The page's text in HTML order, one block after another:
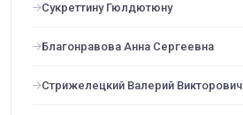
Сукреттину Гюлдютюну
Благонравова Анна Сергеевна
Стрижелецкий Валерий Викторович